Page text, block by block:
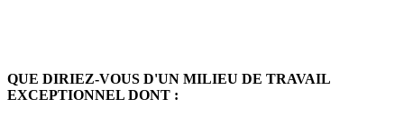
QUE DIRIEZ-VOUS D'UN MILIEU DE TRAVAIL
EXCEPTIONNEL DONT :